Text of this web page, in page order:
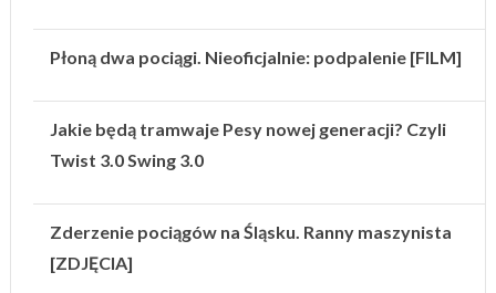
Płoną dwa pociągi. Nieoficjalnie: podpalenie [FILM]
Jakie będą tramwaje Pesy nowej generacji? Czyli
Twist 3.0 Swing 3.0
Zderzenie pociągów na Śląsku. Ranny maszynista
[ZDJĘCIA]